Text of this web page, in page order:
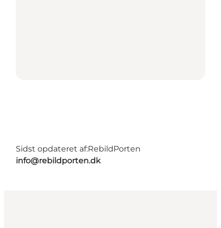
Sidst opdateret af:RebildPorten
info@rebildporten.dk